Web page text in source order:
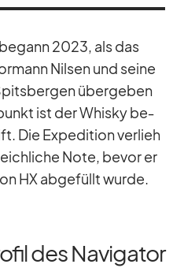
2023, als das
Nil­sen und seine
über­ge­ben
ist der Whisky be­
Die Ex­pe­di­tion ver­lieh
Note, be­vor er
HX ab­ge­füllt wurde.
des Navigator